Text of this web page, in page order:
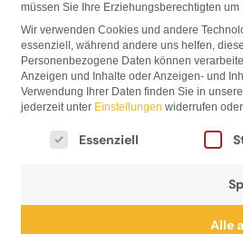
müssen Sie Ihre Erziehungsberechtigten um
Wir verwenden Cookies und andere
essenziell, während andere uns helfen,
Personenbezogene Daten können
Anzeigen und Inhalte oder Anzeigen- und
Verwendung Ihrer Daten finden Sie in
jederzeit unter Einstellungen widerrufen
Es folgt eine Liste der
Essenziell
Alle